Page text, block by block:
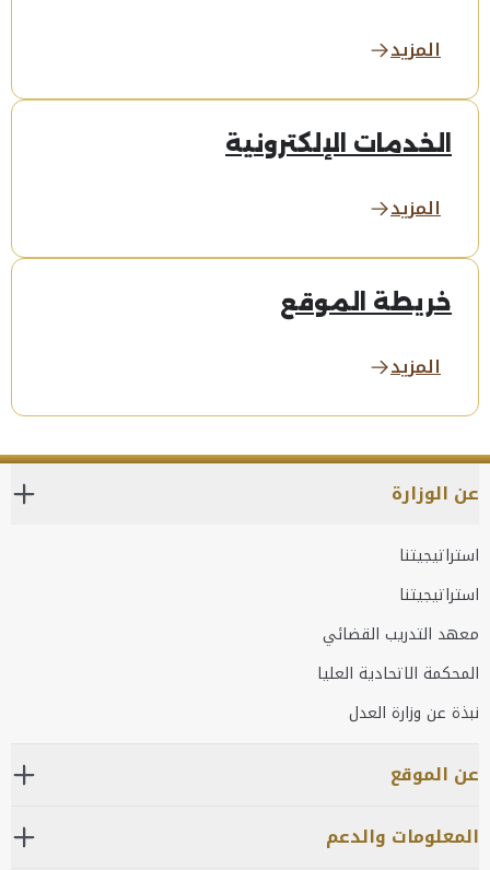
المزيد
الخدمات الإلكترونية
المزيد
خريطة الموقع
المزيد
عن الوزارة
استراتيجيتنا
استراتيجيتنا
معهد التدريب القضائي
المحكمة الاتحادية العليا
نبذة عن وزارة العدل
عن الموقع
المعلومات والدعم